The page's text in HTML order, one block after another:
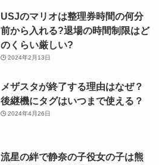
USJのマリオは整理券時間の何分
前から入れる?退場の時間制限はど
のくらい厳しい?
2024年2月13日
メザスタが終了する理由はなぜ？
後継機にタグはいつまで使える？
2024年4月26日
流星の絆で静奈の子役女の子は熊